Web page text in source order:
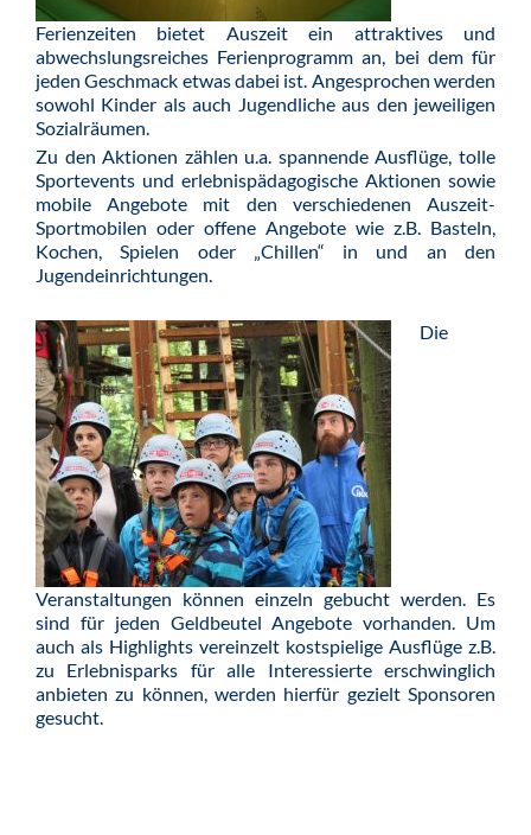
Ferienzeiten bietet Auszeit ein attraktives und
abwechslungsreiches Ferienprogramm an, bei dem für
jeden Geschmack etwas dabei ist. Angesprochen werden
sowohl Kinder als auch Jugendliche aus den jeweiligen
Sozialräumen.
Zu den Aktionen zählen u.a. spannende Ausflüge, tolle
Sportevents und erlebnispädagogische Aktionen sowie
mobile Angebote mit den verschiedenen Auszeit-
Sportmobilen oder offene Angebote wie z.B. Basteln,
Kochen, Spielen oder „Chillen“ in und an den
Jugendeinrichtungen.
Die
Veranstaltungen können einzeln gebucht werden. Es
sind für jeden Geldbeutel Angebote vorhanden. Um
auch als Highlights vereinzelt kostspielige Ausflüge z.B.
zu Erlebnisparks für alle Interessierte erschwinglich
anbieten zu können, werden hierfür gezielt Sponsoren
gesucht.